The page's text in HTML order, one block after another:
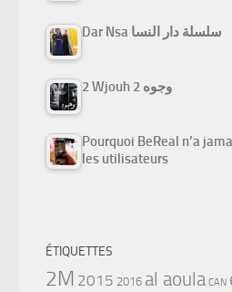
Dar Nsa سلسلة دار النسا
2 Wjouh 2 وجوه
Pourquoi BeReal n’a
les utilisateurs
ÉTIQUETTES
2M 2015 2016 al aoula CAN